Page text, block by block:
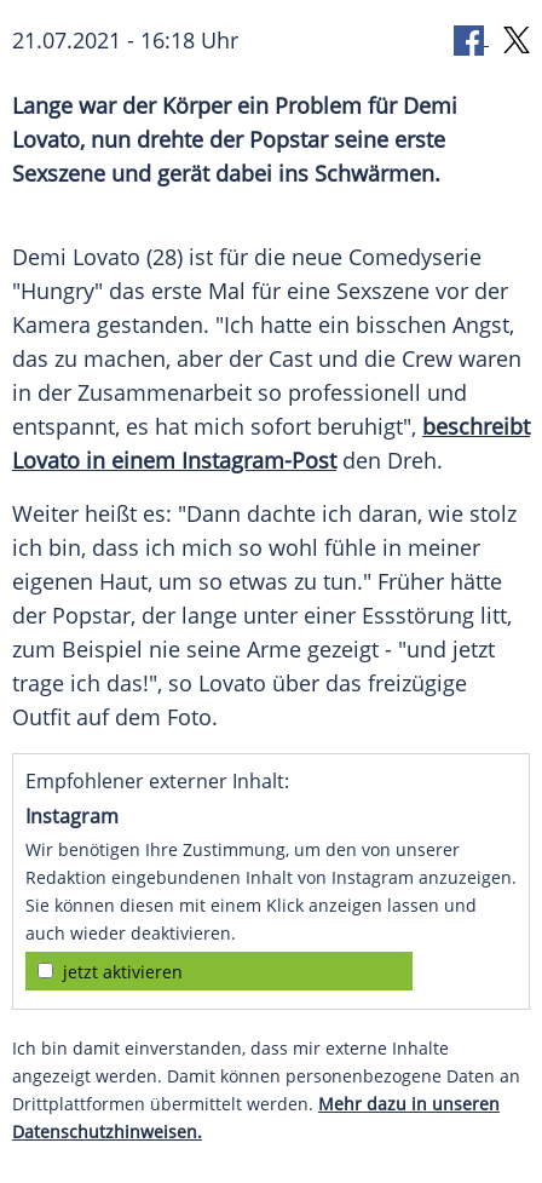
21.07.2021 - 16:18 Uhr
Lange war der Körper ein Problem für Demi
Lovato, nun drehte der Popstar seine erste
Sexszene und gerät dabei ins Schwärmen.
Demi Lovato (28) ist für die neue Comedyserie
"Hungry" das erste Mal für eine Sexszene vor der
Kamera gestanden. "Ich hatte ein bisschen Angst,
das zu machen, aber der Cast und die Crew waren
in der Zusammenarbeit so professionell und
entspannt, es hat mich sofort beruhigt", beschreibt
Lovato in einem Instagram-Postden Dreh.
Weiter heißt es: "Dann dachte ich daran, wie stolz
ich bin, dass ich mich so wohl fühle in meiner
eigenen Haut, um so etwas zu tun." Früher hätte
der Popstar, der lange unter einer Essstörung litt,
zum Beispiel nie seine Arme gezeigt - "und jetzt
trage ich das!", so Lovato über das freizügige
Outfit auf dem Foto.
Empfohlener externer Inhalt:
Instagram
Wir benötigen Ihre Zustimmung, um den von unserer
Redaktion eingebundenen Inhalt von Instagram anzuzeigen.
Sie können diesen mit einem Klick anzeigen lassen und
auch wieder deaktivieren.
jetzt aktivieren
Ich bin damit einverstanden, dass mir externe Inhalte
angezeigt werden. Damit können personenbezogene Daten an
Drittplattformen übermittelt werden. Mehr dazu in unseren
Datenschutzhinweisen.